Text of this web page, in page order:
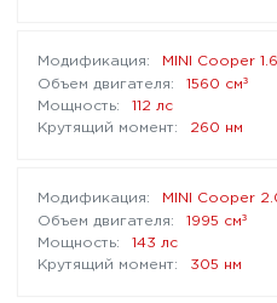
MINI Cooper
1560 см³
112 лс
260 нм
MINI Cooper
1995 см³
143 лс
305 нм